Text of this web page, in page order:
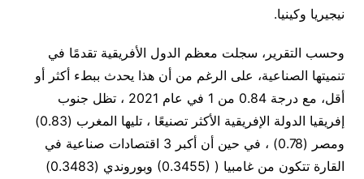
نيجيريا وكينيا.
وحسب التقرير، سجلت معظم الدول الأفريقية تقدمًا في
تنميتها الصناعية، على الرغم من أن هذا يحدث ببطء أكثر أو
أقل، مع درجة 0.84 من 1 في عام 2021 ، تظل جنوب
إفريقيا الدولة الإفريقية الأكثر تصنيعًا ، تليها المغرب (0.83)
ومصر (0.78) ، في حين أن أكبر 3 اقتصادات صناعية في
القارة تتكون من غامبيا (0.3455) )
وبوروندي (0.3483)